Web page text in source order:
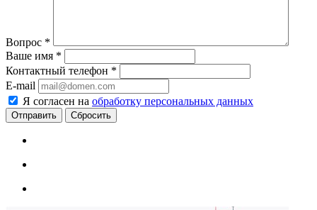
Вопрос *
Ваше имя *
Контактный телефон *
E-mail
Я согласен на обработку персональных данных
Сбросить